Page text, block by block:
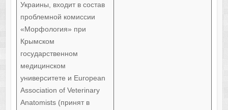
Украины, входит в состав
проблемной комиссии
«Морфология» при
Крымском
государственном
медицинском
университете и European
Association of Veterinary
Anatomists (принят в